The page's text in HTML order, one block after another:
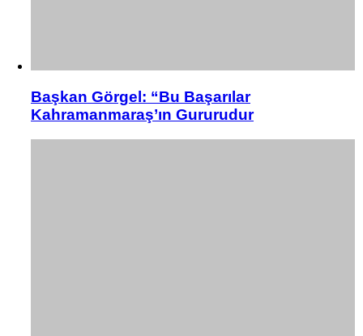
Başkan Görgel: “Bu Başarılar
Kahramanmaraş’ın Gururudur